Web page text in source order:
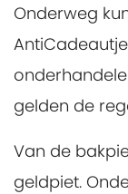
Onderweg
gelden de
Van de
geldpiet.